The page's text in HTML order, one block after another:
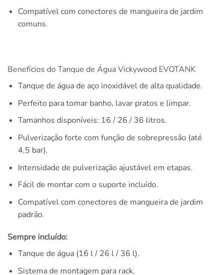
Compatível com conectores de mangueira de jardim
comuns.
Benefícios do Tanque de Água Vickywood EVOTANK
Tanque de água de aço inoxidável de alta qualidade.
Perfeito para tomar banho, lavar pratos e limpar.
Tamanhos disponíveis: 16 / 26 / 36 litros.
Pulverização forte com função de sobrepressão (até
4,5 bar).
Intensidade de pulverização ajustável em etapas.
Fácil de montar com o suporte incluído.
Compatível com conectores de mangueira de jardim
padrão.
Sempre incluído:
Tanque de água (16 l / 26 l / 36 l).
Sistema de montagem para rack.